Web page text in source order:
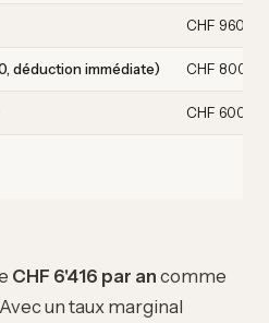
CHF 960
déduction immédiate) CHF 800
CHF 600
CHF 6'416 par an comme
un taux marginal